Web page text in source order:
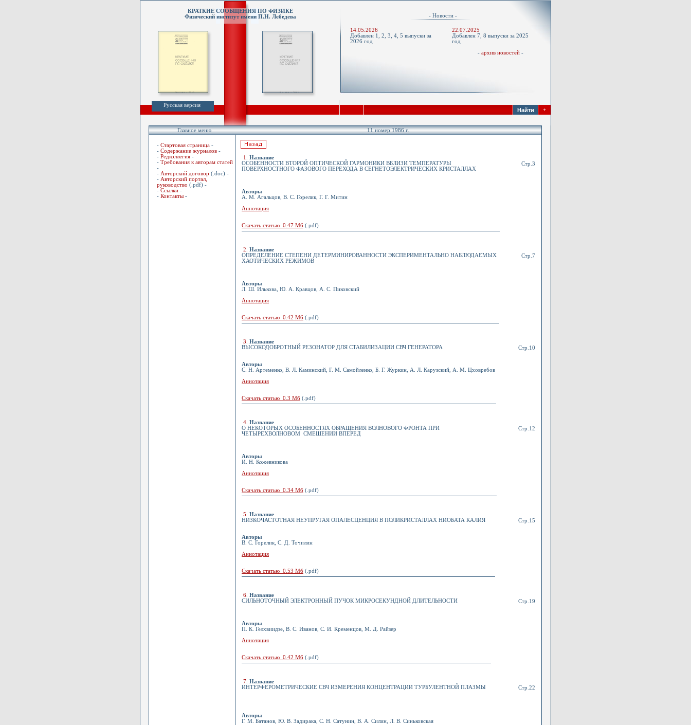
КРАТКИЕ СООБЩЕНИЯ ПО ФИЗИКЕ
Физический институт имени П.Н. Лебедева
- Новости -
14.05.2026
Добавлен 1, 2, 3, 4, 5 выпуски за
2026 год
22.07.2025
Добавлен 7, 8 выпуски за 2025
год
- архив новостей -
Русская версия
+
Главное меню 11 номер 1986 г.
- Стартовая страница -
- Содержание журналов -
- Редколлегия -
- Требования к авторам статей
-
- Авторский договор (.doc) -
- Авторский портал,
руководство (.pdf) -
- Ссылки -
- Контакты -
1
Название
ОСОБЕННОСТИ ВТОРОЙ ОПТИЧЕСКОЙ ГАРМОНИКИ ВБЛИЗИ ТЕМПЕРАТУРЫ
ПОВЕРХНОСТНОГО ФАЗОВОГО ПЕРЕХОДА В СЕГНЕТОЭЛЕКТРИЧЕСКИХ КРИСТАЛЛАХ
Авторы
А. М. Агальцов, В. С. Горелик, Г. Г. Митин
Аннотация
Скачать статью 0.47 Мб (.pdf)
Стр.3
2
Название
ОПРЕДЕЛЕНИЕ СТЕПЕНИ ДЕТЕРМИНИРОВАННОСТИ ЭКСПЕРИМЕНТАЛЬНО НАБЛЮДАЕМЫХ
ХАОТИЧЕСКИХ РЕЖИМОВ
Авторы
Л. Ш. Илькова, Ю. А. Кравцов, А. С. Пиковский
Аннотация
Скачать статью 0.42 Мб (.pdf)
Стр.7
3
Название
ВЫСОКОДОБРОТНЫЙ РЕЗОНАТОР ДЛЯ СТАБИЛИЗАЦИИ СВЧ ГЕНЕРАТОРА
Авторы
С. Н. Артеменко, В. Л. Каминский, Г. М. Самойленко, Б. Г. Журкин, А. Л. Карузский, А. М. Цховребов
Аннотация
Скачать статью 0.3 Мб (.pdf)
Стр.10
4 Название
О НЕКОТОРЫХ ОСОБЕННОСТЯХ ОБРАЩЕНИЯ ВОЛНОВОГО ФРОНТА ПРИ
ЧЕТЫРЕХВОЛНОВОМ СМЕШЕНИИ ВПЕРЕД
Авторы
И. Н. Кожевникова
Аннотация
Скачать статью 0.34 Мб (.pdf)
Стр.12
5
Название
НИЗКОЧАСТОТНАЯ НЕУПРУГАЯ ОПАЛЕСЦЕНЦИЯ В ПОЛИКРИСТАЛЛАХ НИОБАТА КАЛИЯ
Авторы
В. С. Горелик, С. Д. Точилин
Аннотация
Скачать статью 0.53 Мб (.pdf)
Стр.15
6 Название
СИЛЬНОТОЧНЫЙ ЭЛЕКТРОННЫЙ ПУЧОК МИКРОСЕКУНДНОЙ ДЛИТЕЛЬНОСТИ
Авторы
П. К. Гелхвиидзе, В. С. Иванов, С. И. Кременцов, М. Д. Райзер
Аннотация
Скачать статью 0.42 Мб (.pdf)
Стр.19
7 Название
ИНТЕРФЕРОМЕТРИЧЕСКИЕ СВЧ ИЗМЕРЕНИЯ КОНЦЕНТРАЦИИ ТУРБУЛЕНТНОЙ ПЛАЗМЫ
Авторы
Г. М. Батанов, Ю. В. Задирака, С. Н. Сатунин, В. А. Силин, Л. В. Синьковская
Стр.22